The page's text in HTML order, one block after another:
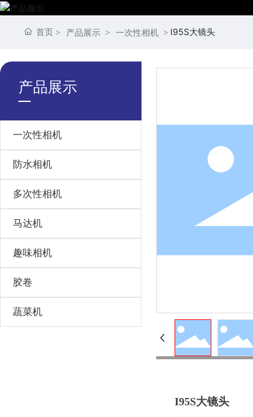
首页 产品展示 一次性相机 I95S大镜头
产品展示
一次性相机
防水相机
多次性相机
马达机
趣味相机
胶卷
蔬菜机
I95S大镜头